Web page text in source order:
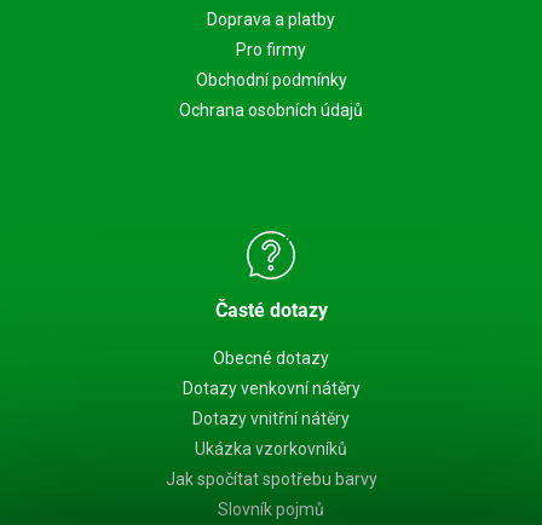
Doprava a platby
Pro firmy
Obchodní podmínky
Ochrana osobních údajů
Časté dotazy
Obecné dotazy
Dotazy venkovní nátěry
Dotazy vnitřní nátěry
Ukázka vzorkovníků
Jak spočítat spotřebu barvy
Slovník pojmů